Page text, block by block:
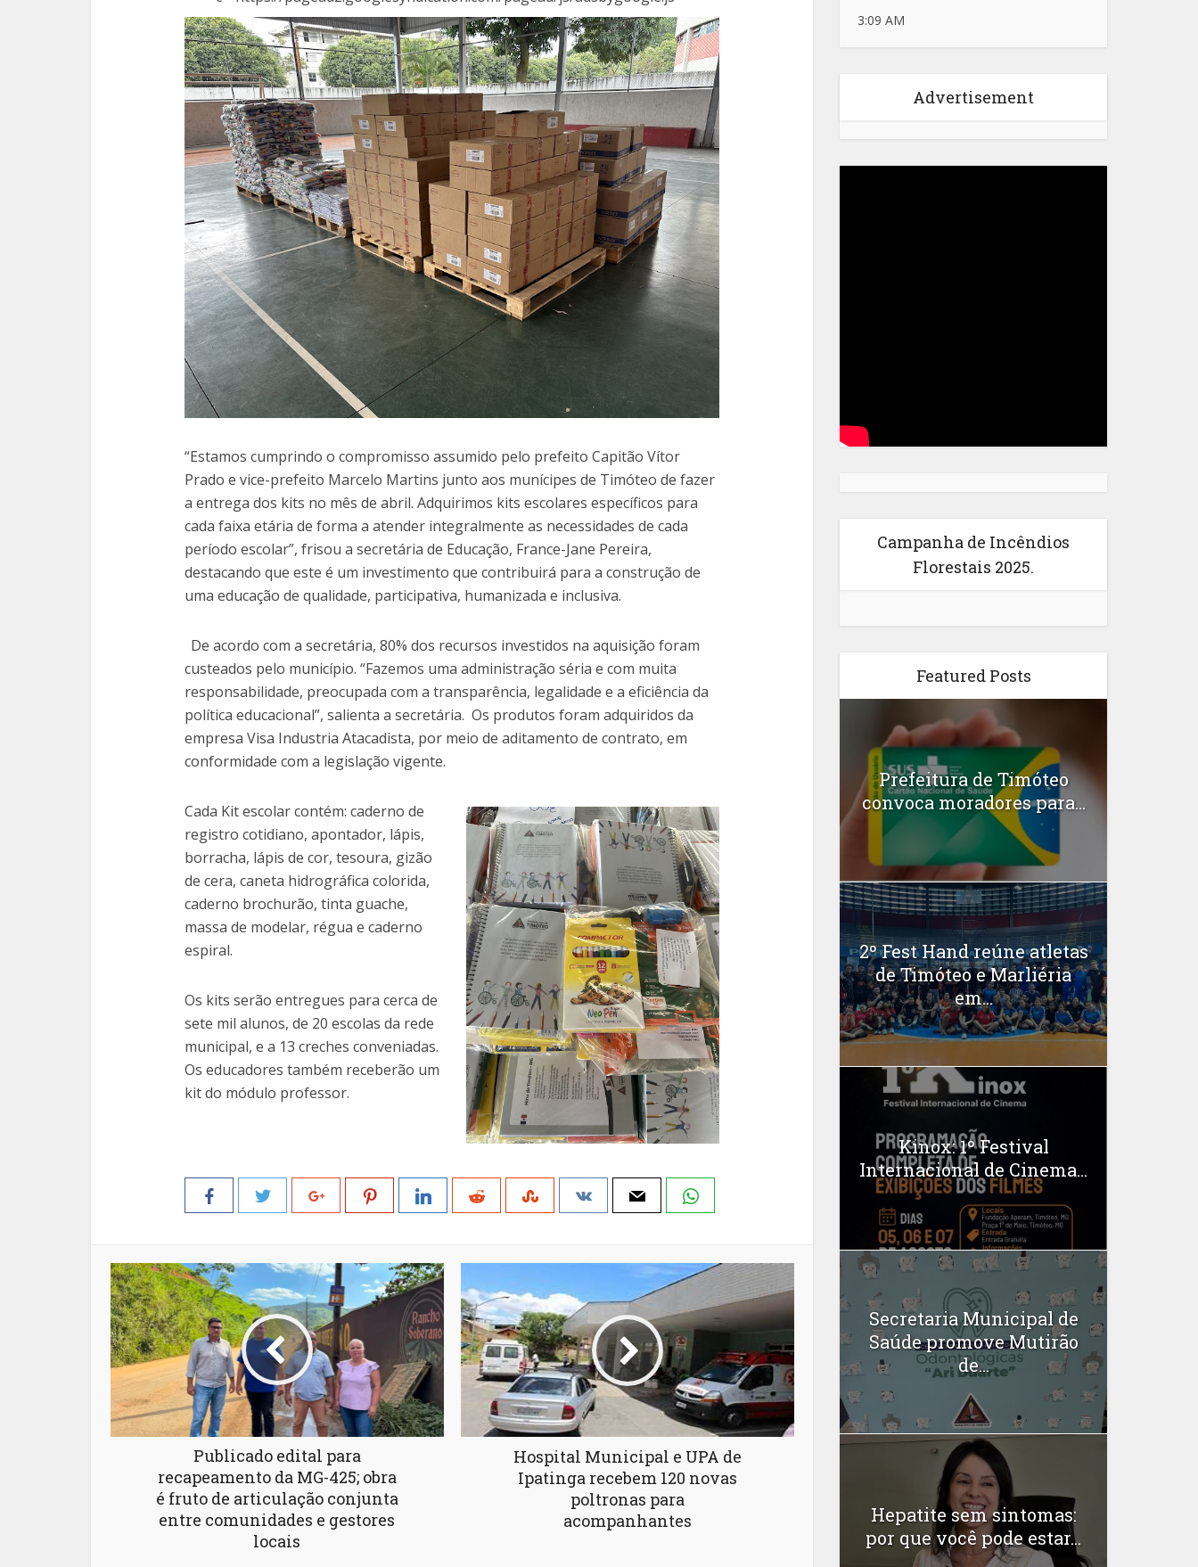
“Estamos cumprindo o compromisso assumido pelo prefeito Capitão Vítor
Prado e vice-prefeito Marcelo Martins junto aos munícipes de Timóteo de fazer
a entrega dos kits no mês de abril. Adquirimos kits escolares específicos para
cada faixa etária de forma a atender integralmente as necessidades de cada
período escolar”, frisou a secretária de Educação, France-Jane Pereira,
destacando que este é um investimento que contribuirá para a construção de
uma educação de qualidade, participativa, humanizada e inclusiva.
De acordo com a secretária, 80% dos recursos investidos na aquisição foram
custeados pelo município. “Fazemos uma administração séria e com muita
responsabilidade, preocupada com a transparência, legalidade e a eficiência da
política educacional”, salienta a secretária. Os produtos foram adquiridos da
empresa Visa Industria Atacadista, por meio de aditamento de contrato, em
conformidade com a legislação vigente.
Cada Kit escolar contém: caderno de
registro cotidiano, apontador, lápis,
borracha, lápis de cor, tesoura, gizão
de cera, caneta hidrográfica colorida,
caderno brochurão, tinta guache,
massa de modelar, régua e caderno
espiral.
Os kits serão entregues para cerca de
sete mil alunos, de 20 escolas da rede
municipal, e a 13 creches conveniadas.
Os educadores também receberão um
kit do módulo professor.
Publicado edital para
recapeamento da MG-425; obra
é fruto de articulação conjunta
entre comunidades e gestores
locais
Hospital Municipal e UPA de
Ipatinga recebem 120 novas
poltronas para
acompanhantes
3:09 AM
Advertisement
Campanha de Incêndios
Florestais 2025.
Featured Posts
Prefeitura de Timóteo
convoca moradores para...
2º Fest Hand reúne atletas
de Timóteo e Marliéria
em...
Kinox: 1º Festival
Internacional de Cinema...
Secretaria Municipal de
Saúde promove Mutirão
de...
Hepatite sem sintomas:
por que você pode estar...